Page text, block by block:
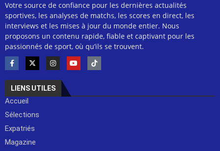
Votre source de confiance pour les dernières actualités
sportives, les analyses de matchs, les scores en direct, les
interviews et les mises à jour du monde entier. Nous
proposons un contenu rapide, fiable et captivant pour les
passionnés de sport, où qu’ils se trouvent.
LIENS UTILES
Accueil
Sélections
Expatriés
Magazine